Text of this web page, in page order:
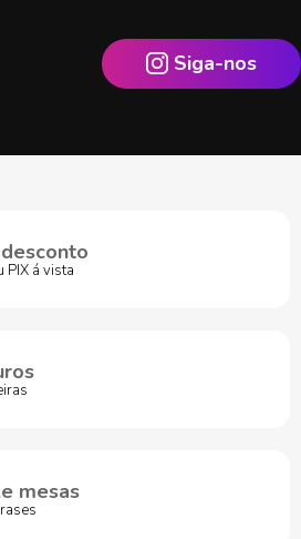
Siga-nos
PIX á vista
mesas